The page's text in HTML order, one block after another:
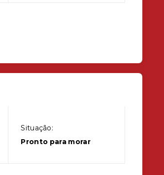
Situação:
Pronto para morar